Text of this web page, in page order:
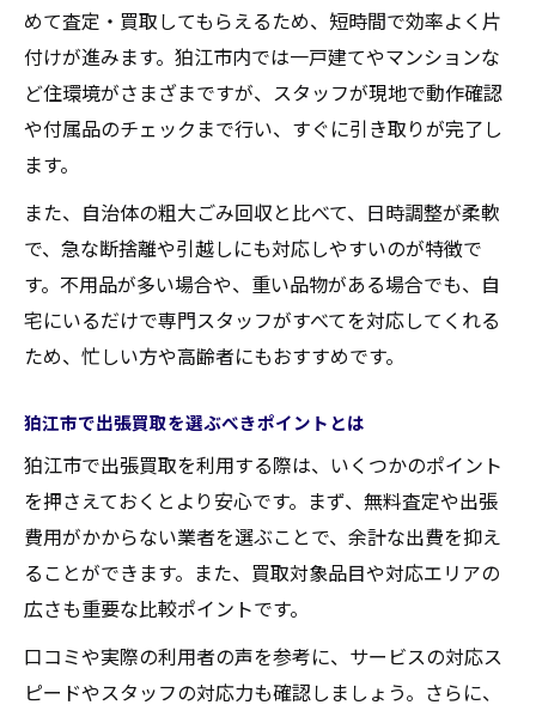
めて査定・買取してもらえるため、短時間で効率よく片
付けが進みます。狛江市内では一戸建てやマンションな
ど住環境がさまざまですが、スタッフが現地で動作確認
や付属品のチェックまで行い、すぐに引き取りが完了し
ます。
また、自治体の粗大ごみ回収と比べて、日時調整が柔軟
で、急な断捨離や引越しにも対応しやすいのが特徴で
す。不用品が多い場合や、重い品物がある場合でも、自
宅にいるだけで専門スタッフがすべてを対応してくれる
ため、忙しい方や高齢者にもおすすめです。
狛江市で出張買取を選ぶべきポイントとは
狛江市で出張買取を利用する際は、いくつかのポイント
を押さえておくとより安心です。まず、無料査定や出張
費用がかからない業者を選ぶことで、余計な出費を抑え
ることができます。また、買取対象品目や対応エリアの
広さも重要な比較ポイントです。
口コミや実際の利用者の声を参考に、サービスの対応ス
ピードやスタッフの対応力も確認しましょう。さらに、